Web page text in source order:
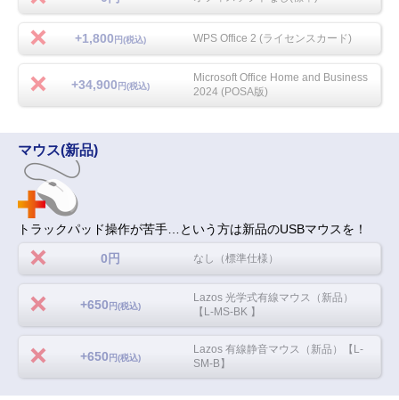
+1,800 円(税込) WPS Office 2 (ライセンスカード)
+34,900 円(税込)
Microsoft Office Home and Business
2024 (POSA版)
マウス(新品)
トラックパッド操作が苦手…という方は新品のUSBマウスを！
0円 なし（標準仕様）
+650 円(税込)
Lazos 光学式有線マウス（新品）
【L-MS-BK 】
+650 円(税込)
Lazos 有線静音マウス（新品）【L-
SM-B】